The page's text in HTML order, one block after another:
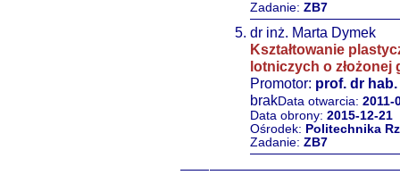
Zadanie: ZB7
dr inż. Marta Dymek
Kształtowanie
lotniczych o złożonej
Promotor: prof. dr
brakData otwarcia: 2011-
Data obrony: 2015-12-21
Ośrodek: Politechnika
Zadanie: ZB7